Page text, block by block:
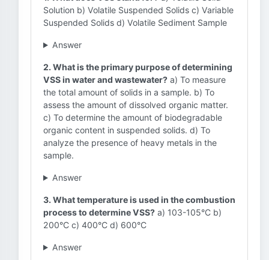
Solution b) Volatile Suspended Solids c) Variable
Suspended Solids d) Volatile Sediment Sample
Answer
2. What is the primary purpose of determining
VSS in water and wastewater? a) To measure
the total amount of solids in a sample. b) To
assess the amount of dissolved organic matter.
c) To determine the amount of biodegradable
organic content in suspended solids. d) To
analyze the presence of heavy metals in the
sample.
Answer
3. What temperature is used in the combustion
process to determine VSS? a) 103-105°C b)
200°C c) 400°C d) 600°C
Answer